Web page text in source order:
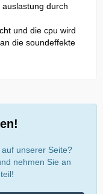
durch
und die cpu wird
die soundeffekte
unserer Seite?
nehmen Sie an